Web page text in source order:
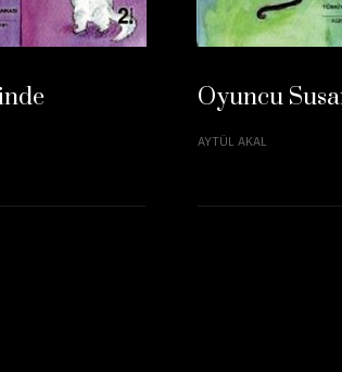
Oyuncu
AYTÜL AKAL